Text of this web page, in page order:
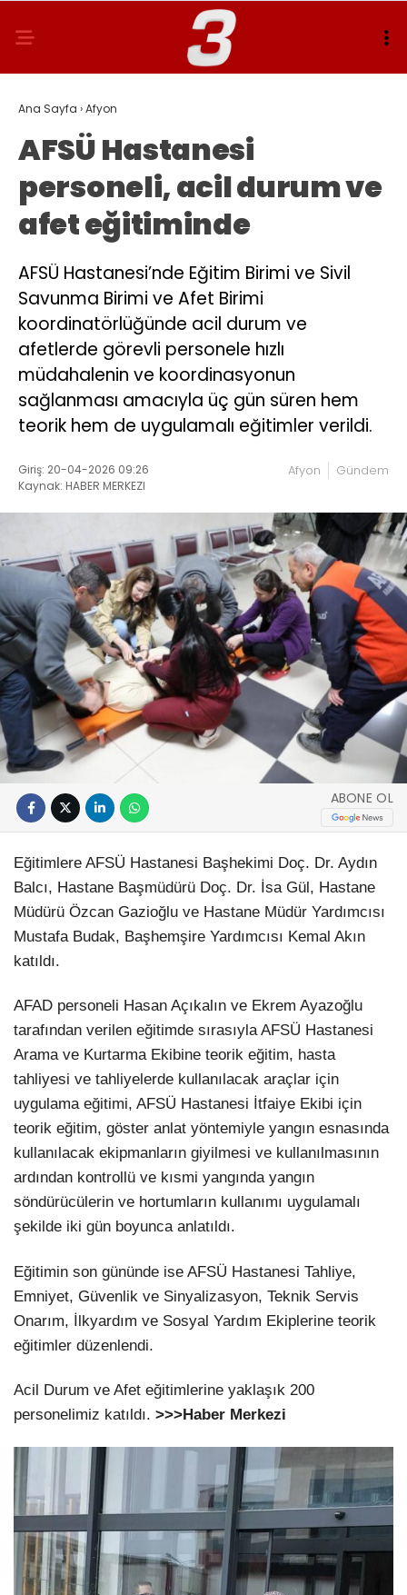
Ana Sayfa ›Afyon
AFSÜ Hastanesi
personeli, acil durum ve
afet eğitiminde
AFSÜ Hastanesi’nde Eğitim Birimi ve Sivil
Savunma Birimi ve Afet Birimi
koordinatörlüğünde acil durum ve
afetlerde görevli personele hızlı
müdahalenin ve koordinasyonun
sağlanması amacıyla üç gün süren hem
teorik hem de uygulamalı eğitimler verildi.
Giriş: 20-04-2026 09:26
Kaynak: HABER MERKEZI
Afyon Gündem
ABONE OL
Eğitimlere AFSÜ Hastanesi Başhekimi Doç. Dr. Aydın
Balcı, Hastane Başmüdürü Doç. Dr. İsa Gül, Hastane
Müdürü Özcan Gazioğlu ve Hastane Müdür Yardımcısı
Mustafa Budak, Başhemşire Yardımcısı Kemal Akın
katıldı.
AFAD personeli Hasan Açıkalın ve Ekrem Ayazoğlu
tarafından verilen eğitimde sırasıyla AFSÜ Hastanesi
Arama ve Kurtarma Ekibine teorik eğitim, hasta
tahliyesi ve tahliyelerde kullanılacak araçlar için
uygulama eğitimi, AFSÜ Hastanesi İtfaiye Ekibi için
teorik eğitim, göster anlat yöntemiyle yangın esnasında
kullanılacak ekipmanların giyilmesi ve kullanılmasının
ardından kontrollü ve kısmi yangında yangın
söndürücülerin ve hortumların kullanımı uygulamalı
şekilde iki gün boyunca anlatıldı.
Eğitimin son gününde ise AFSÜ Hastanesi Tahliye,
Emniyet, Güvenlik ve Sinyalizasyon, Teknik Servis
Onarım, İlkyardım ve Sosyal Yardım Ekiplerine teorik
eğitimler düzenlendi.
Acil Durum ve Afet eğitimlerine yaklaşık 200
personelimiz katıldı. >>>Haber Merkezi